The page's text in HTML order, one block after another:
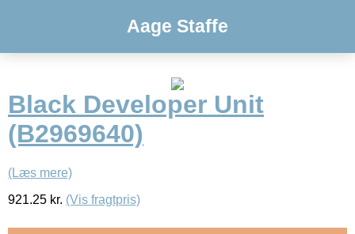
Aage Staffe
Black Developer Unit
(B2969640)
(Læs mere)
921.25 kr. (Vis fragtpris)